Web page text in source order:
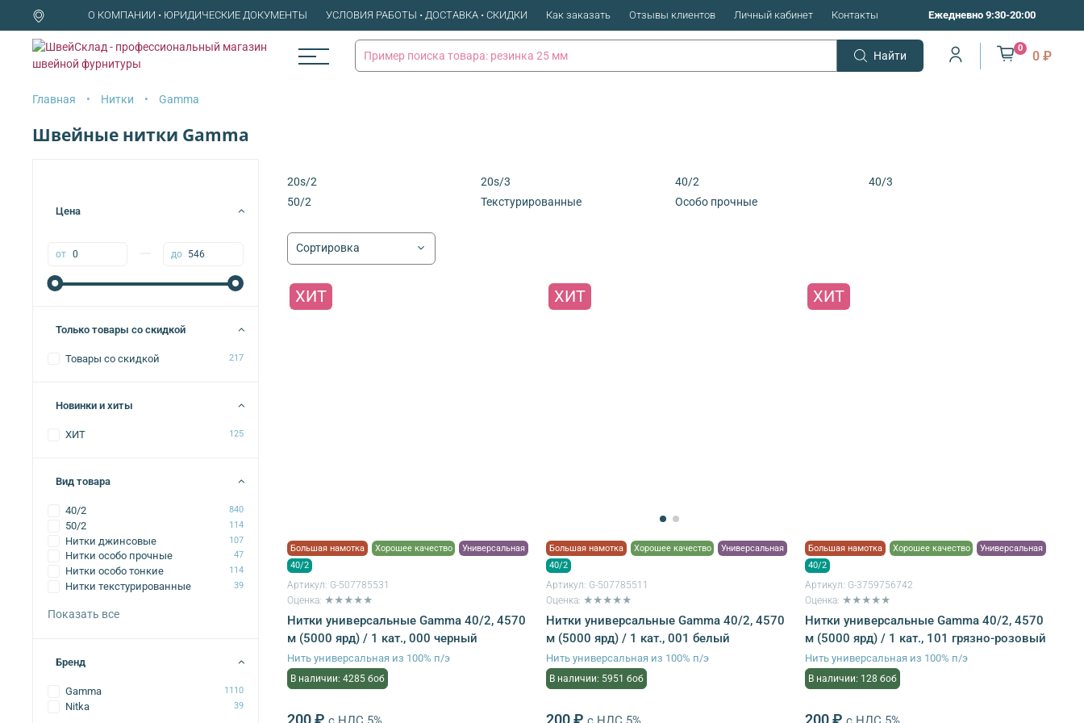
О КОМПАНИИ • ЮРИДИЧЕСКИЕ ДОКУМЕНТЫ УСЛОВИЯ РАБОТЫ • ДОСТАВКА • СКИДКИ Как заказать Отзывы клиентов Личный кабинет Контакты Ежедневно 9:30-20:00
Найти
0
0 ₽
Главная Нитки Gamma
Швейные нитки Gamma
20s/2 20s/3 40/2
40/3
50/2
Текстурированные Особо прочные
ХИТ
Большая намотка Хорошее качество
Универсальная
40/2
Артикул: G-507785531
Оценка: ★★★★★
Нитки универсальные Gamma 40/2, 4570
м (5000 ярд) / 1 кат., 000 черный
Нить универсальная из 100% п/э
В наличии: 4285 боб
200 ₽
ХИТ
Большая намотка Хорошее качество
Универсальная
40/2
Артикул: G-507785511
Оценка: ★★★★★
Нитки универсальные Gamma 40/2, 4570
м (5000 ярд) / 1 кат., 001 белый
Нить универсальная из 100% п/э
В наличии: 5951 боб
200 ₽
ХИТ
Большая намотка Хорошее качество
Универсальная
40/2
Артикул: G-3759756742
Оценка: ★★★★★
Нитки универсальные Gamma 40/2, 4570
м (5000 ярд) / 1 кат., 101 грязно-розовый
Нить универсальная из 100% п/э
В наличии: 128 боб
200 ₽
Цена
от до
Только товары со скидкой
Товары со скидкой 217
Новинки и хиты
ХИТ 125
Вид товара
40/2 840
50/2 114
Нитки джинсовые 107
Нитки особо прочные 47
Нитки особо тонкие 114
Нитки текстурированные 39
Показать все
Бренд
Gamma 1110
Nitka 39